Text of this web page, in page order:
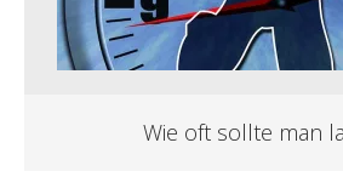
Wie oft sollte man